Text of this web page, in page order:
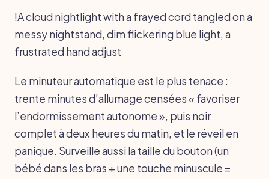
!A cloud nightlight with a frayed cord tangled on a
messy nightstand, dim flickering blue light, a
frustrated hand adjust
Le minuteur automatique est le plus tenace :
trente minutes d’allumage censées « favoriser
l’endormissement autonome », puis noir
complet à deux heures du matin, et le réveil en
panique. Surveille aussi la taille du bouton (un
bébé dans les bras + une touche minuscule =